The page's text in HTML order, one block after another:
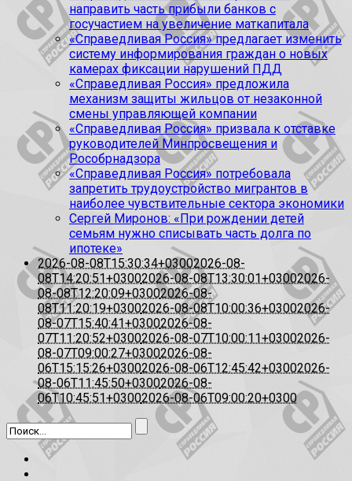
направить часть прибыли банков с
госучастием на увеличение маткапитала
«Справедливая Россия» предлагает изменить
систему информирования граждан о новых
камерах фиксации нарушений ПДД
«Справедливая Россия» предложила
механизм защиты жильцов от незаконной
смены управляющей компании
«Справедливая Россия» призвала к отставке
руководителей Минпросвещения и
Рособрнадзора
«Справедливая Россия» потребовала
запретить трудоустройство мигрантов в
наиболее чувствительные сектора экономики
Сергей Миронов: «При рождении детей
семьям нужно списывать часть долга по
ипотеке»
2026-08-08T15:30:34+03002026-08-
08T14:20:51+03002026-08-08T13:30:01+03002026-
08-08T12:20:09+03002026-08-
08T11:20:19+03002026-08-08T10:00:36+03002026-
08-07T15:40:41+03002026-08-
07T11:20:52+03002026-08-07T10:00:11+03002026-
08-07T09:00:27+03002026-08-
06T15:15:26+03002026-08-06T12:45:42+03002026-
08-06T11:45:50+03002026-08-
06T10:45:51+03002026-08-06T09:00:20+0300